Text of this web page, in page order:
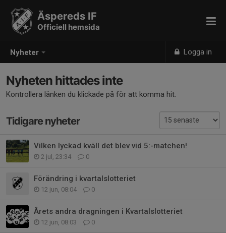
Nyheter Logga in
Äspereds IF
Officiell hemsida
Nyheten hittades inte
Kontrollera länken du klickade på för att komma hit.
Tidigare nyheter
Vilken lyckad kväll det blev vid 5:-matchen!
2 jul, 23:34 0
Förändring i kvartalslotteriet
12 jun, 08:04 0
Årets andra dragningen i Kvartalslotteriet
12 jun, 08:03 0